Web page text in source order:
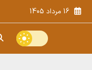
16 مرداد 1405